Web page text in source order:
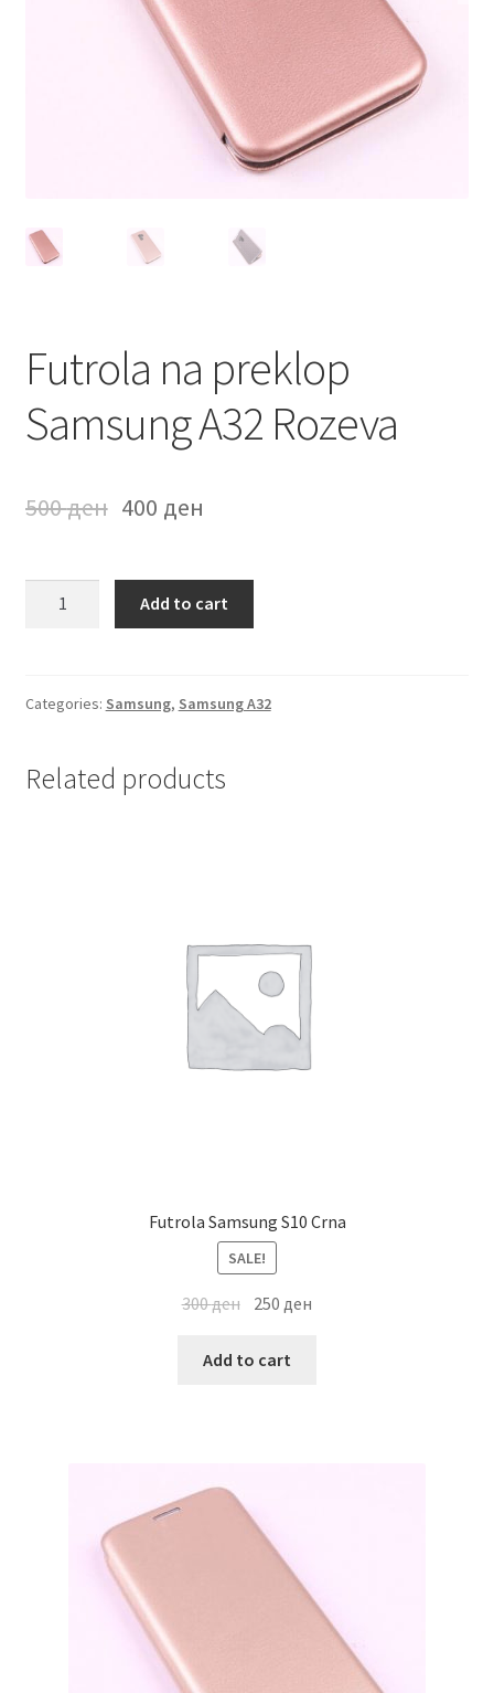
Сервис за мобилни телефони
Futrola na preklop
Samsung A32 Rozeva
500ден 400 ден
A32
Add to cart
Categories: Samsung, Samsung A32
Related products
Futrola Samsung S10 Crna
SALE!
300ден 250ден
Add to cart